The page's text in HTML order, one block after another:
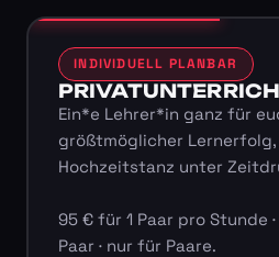
INDIVIDUELL PLANBAR
Ein*e Lehrer*in ganz für
größtmöglicher
Hochzeitstanz unter
95 € für 1 Paar pro Stunde
Paar · nur für Paare.